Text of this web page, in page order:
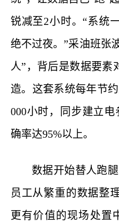
锐减至2小时。“系统
绝不过夜。”采油班张
人”，背后是数据要素
造。这套系统每年节
000小时，同步建立
确率达95%以上。
数据开始替人跑
员工从繁重的数据整
更有价值的现场处置